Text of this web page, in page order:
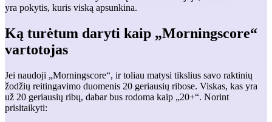
yra pokytis, kuris viską apsunkina.
Ką turėtum daryti kaip „Morningscore“
vartotojas
Jei naudoji „Morningscore“, ir toliau matysi tikslius savo raktinių
žodžių reitingavimo duomenis 20 geriausių ribose. Viskas, kas yra
už 20 geriausių ribų, dabar bus rodoma kaip „20+“. Norint
prisitaikyti: